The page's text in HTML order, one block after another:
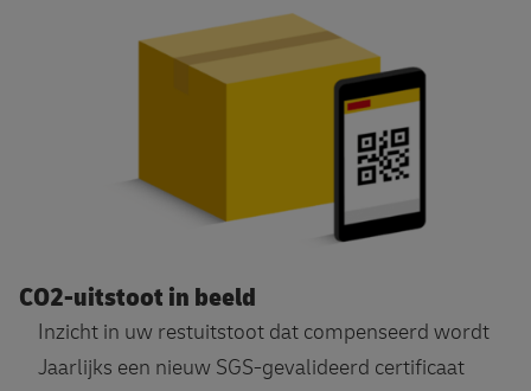
CO2-uitstoot in beeld
Inzicht in uw restuitstoot dat compenseerd wordt
Jaarlijks een nieuw SGS-gevalideerd certificaat